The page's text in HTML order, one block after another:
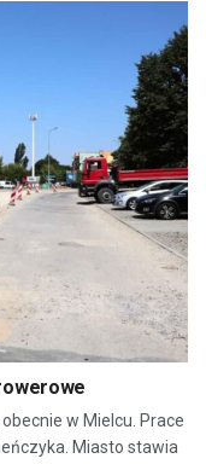
w Mielcu. Prace
Miasto stawia